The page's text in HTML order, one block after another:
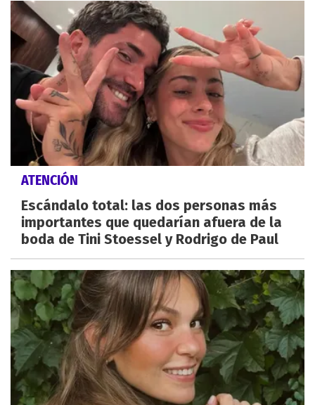
ATENCIÓN
Escándalo total: las dos personas más
importantes que quedarían afuera de la
boda de Tini Stoessel y Rodrigo de Paul